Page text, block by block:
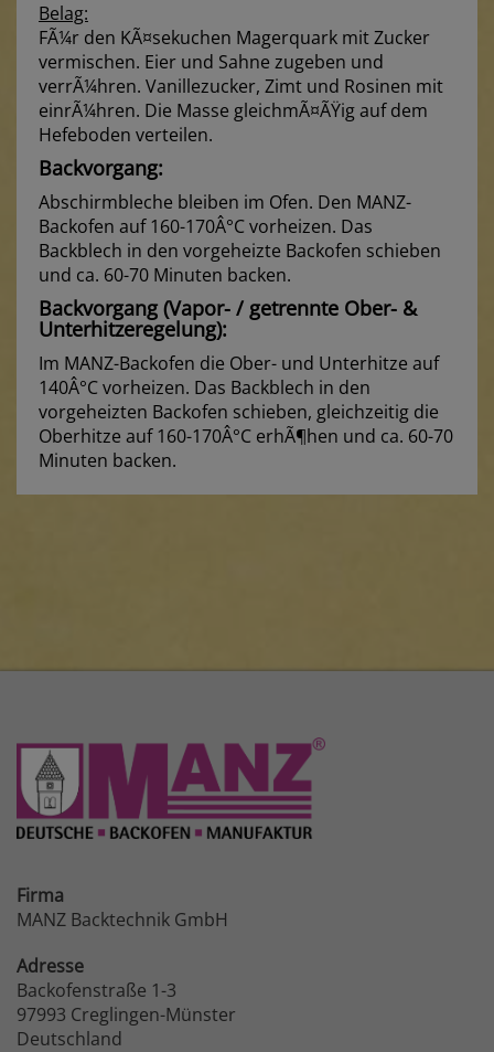
Belag:
FÃ¼r den KÃ¤sekuchen Magerquark mit Zucker
vermischen. Eier und Sahne zugeben und
verrÃ¼hren. Vanillezucker, Zimt und Rosinen mit
einrÃ¼hren. Die Masse gleichmÃ¤ÃŸig auf dem
Hefeboden verteilen.
Backvorgang:
Abschirmbleche bleiben im Ofen. Den MANZ-
Backofen auf 160-170Â°C vorheizen. Das
Backblech in den vorgeheizte Backofen schieben
und ca. 60-70 Minuten backen.
Backvorgang (Vapor- / getrennte Ober- &
Unterhitzeregelung):
Im MANZ-Backofen die Ober- und Unterhitze auf
140Â°C vorheizen. Das Backblech in den
vorgeheizten Backofen schieben, gleichzeitig die
Oberhitze auf 160-170Â°C erhÃ¶hen und ca. 60-70
Minuten backen.
Firma
MANZ Backtechnik GmbH
Adresse
Backofenstraße 1-3
97993 Creglingen-Münster
Deutschland